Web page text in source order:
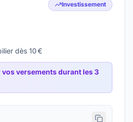
Investissement
dès 10 €
vos versements durant les 3